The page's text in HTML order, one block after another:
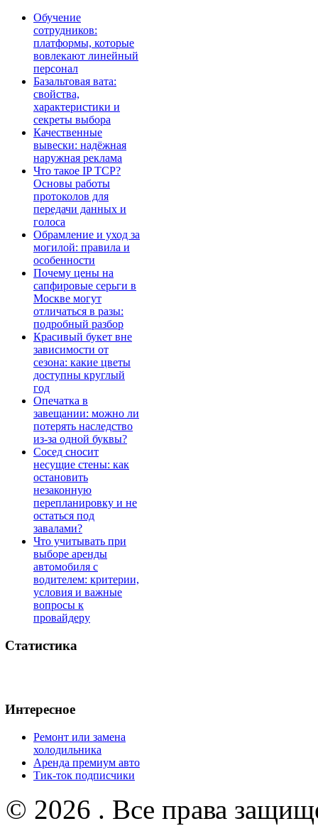
Обучение
сотрудников:
платформы, которые
вовлекают линейный
персонал
Базальтовая вата:
свойства,
характеристики и
секреты выбора
Качественные
вывески: надёжная
наружная реклама
Что такое IP TCP?
Основы работы
протоколов для
передачи данных и
голоса
Обрамление и уход за
могилой: правила и
особенности
Почему цены на
сапфировые серьги в
Москве могут
отличаться в разы:
подробный разбор
Красивый букет вне
зависимости от
сезона: какие цветы
доступны круглый
год
Опечатка в
завещании: можно ли
потерять наследство
из-за одной буквы?
Сосед сносит
несущие стены: как
остановить
незаконную
перепланировку и не
остаться под
завалами?
Что учитывать при
выборе аренды
автомобиля с
водителем: критерии,
условия и важные
вопросы к
провайдеру
Статистика
Интересное
Ремонт или замена
холодильника
Аренда премиум авто
Тик-ток подписчики
© 2026 . Все права